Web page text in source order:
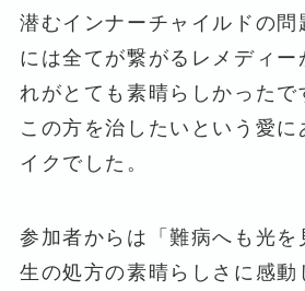
潜むインナーチャイルドの問
には全てが繋がるレメディ
れがとても素晴らしかったで
この方を治したいという愛に
イクでした。
参加者からは「難病へも光を
生の処方の素晴らしさに感動